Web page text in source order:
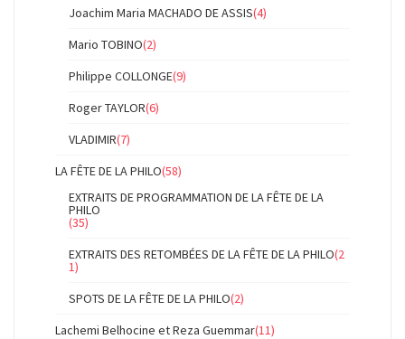
Joachim Maria MACHADO DE ASSIS(4)
Mario TOBINO(2)
Philippe COLLONGE(9)
Roger TAYLOR(6)
VLADIMIR(7)
LA FÊTE DE LA PHILO(58)
EXTRAITS DE PROGRAMMATION DE LA FÊTE DE LA
PHILO
(35)
EXTRAITS DES RETOMBÉES DE LA FÊTE DE LA PHILO(2
1)
SPOTS DE LA FÊTE DE LA PHILO(2)
Lachemi Belhocine et Reza Guemmar(11)